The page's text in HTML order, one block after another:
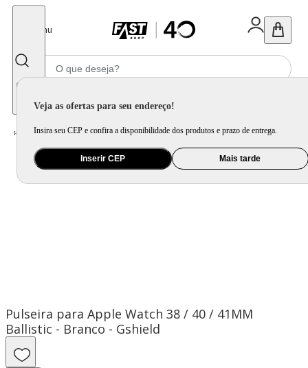
Menu
Veja as ofertas para seu endereço!
Insira seu CEP e confira a disponibilidade dos produtos e prazo de entrega.
Inserir CEP Mais tarde
Home Apple / Acessório para Apple
Pulseira para Apple Watch 38 / 40 / 41MM
Ballistic - Branco - Gshield